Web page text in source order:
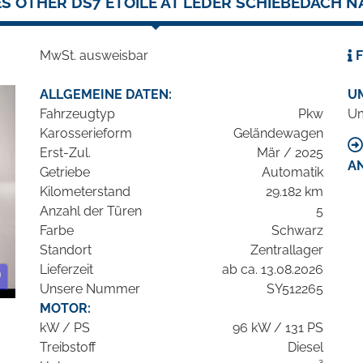
MwSt. ausweisbar
ALLGEMEINE DATEN:
Fahrzeugtyp
Pkw
Karosserieform
Geländewagen
Erst-Zul.
Mär / 2025
Getriebe
Automatik
Kilometerstand
29.182 km
Anzahl der Türen
5
Farbe
Schwarz
Standort
Zentrallager
Lieferzeit
ab ca. 13.08.2026
Unsere Nummer
SY512265
MOTOR:
kW / PS
96 kW / 131 PS
Treibstoff
Diesel